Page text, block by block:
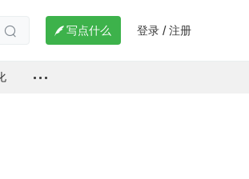
  写点什么 登录 / 注册